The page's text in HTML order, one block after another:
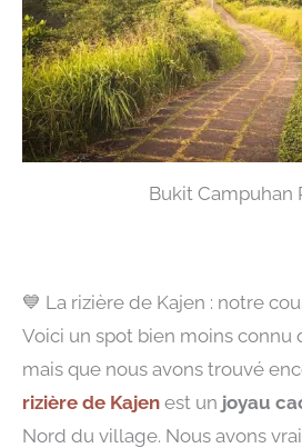
Bukit Campuhan
💙 La rizière de Kajen : notre
Voici un spot bien moins connu
mais que nous avons trouvé
rizière de Kajen est un joyau
Nord du village. Nous avons